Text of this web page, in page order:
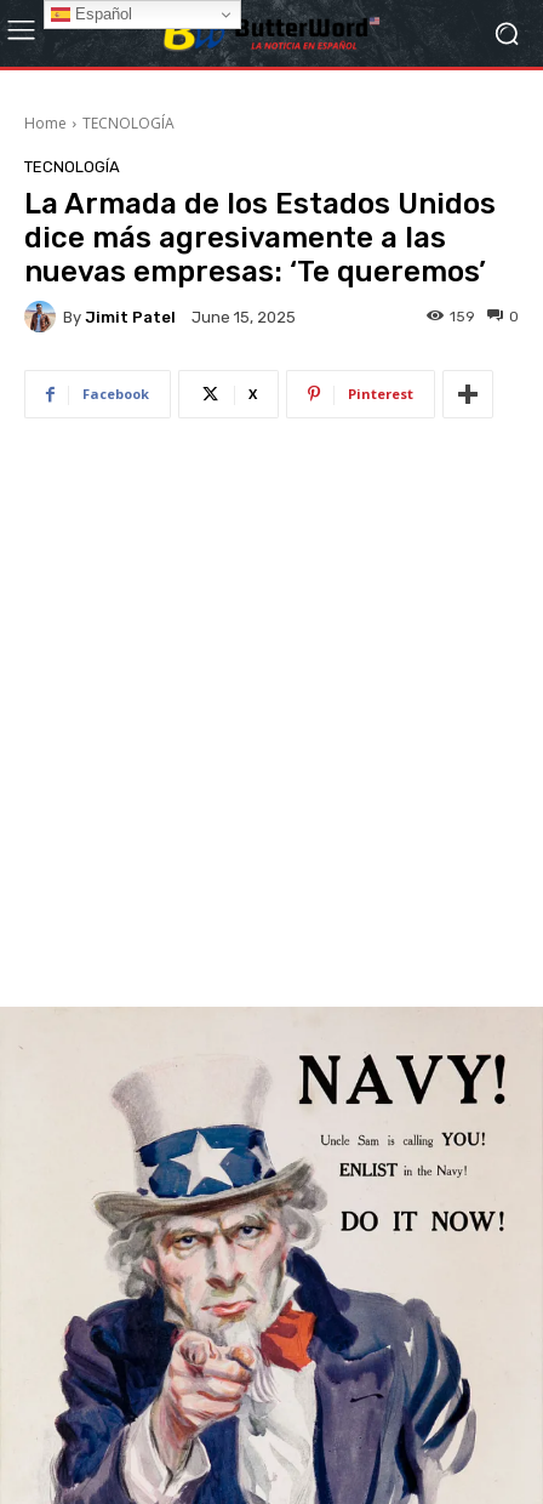
Home TECNOLOGÍA
TECNOLOGÍA
La Armada de los Estados Unidos
dice más agresivamente a las
nuevas empresas: ‘Te queremos’
By Jimit Patel June 15, 2025 0
159
Facebook X Pinterest
Español